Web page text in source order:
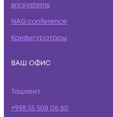
snr.systems
NAG.conference
Конфигураторы
ВАШ ОФИС
Ташкент
+998 55 508 06 60